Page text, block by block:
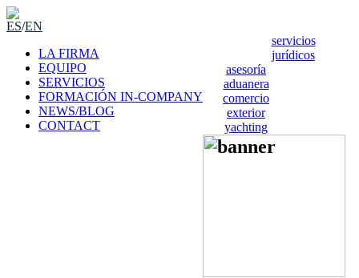
ES/EN
LA FIRMA
EQUIPO
SERVICIOS
FORMACIÓN IN-COMPANY
NEWS/BLOG
CONTACT
servicios
jurídicos
asesoría
aduanera
comercio
exterior
yachting